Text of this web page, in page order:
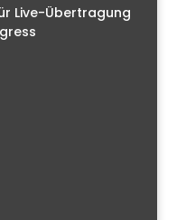
Live-Übertragung